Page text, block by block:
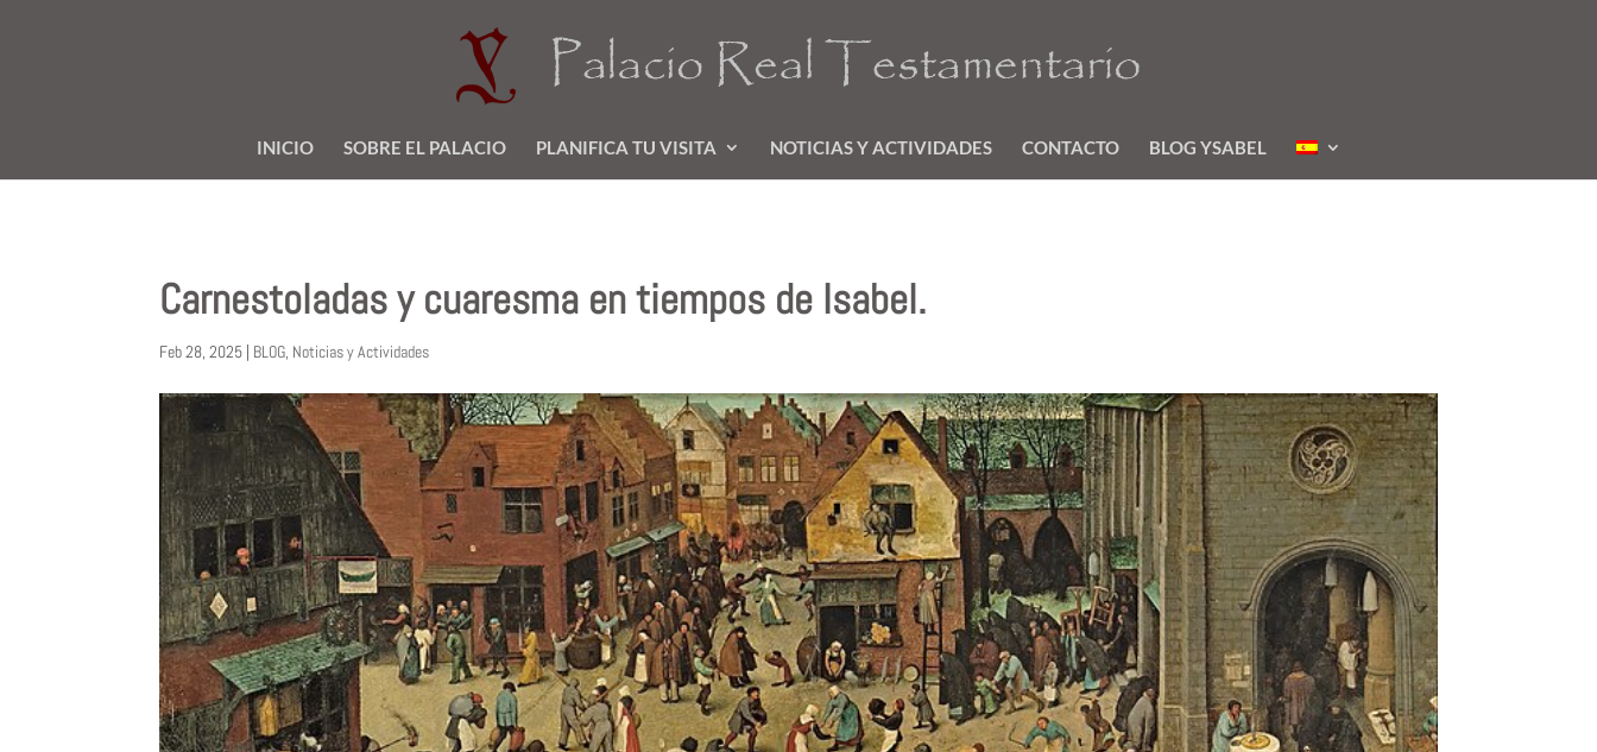
INICIO SOBRE EL PALACIO PLANIFICA TU VISITA NOTICIAS Y ACTIVIDADES CONTACTO BLOG YSABEL
Carnestoladas y cuaresma en tiempos de Isabel.
Feb 28, 2025 | BLOG, Noticias y Actividades